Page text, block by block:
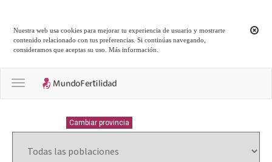
Nuestra web usa cookies para mejorar tu experiencia de usuario y mostrarte
contenido relacionado con tus preferencias. Si continúas navegando,
consideramos que aceptas su uso.Más información
Toggle navigation
Cambiar provincia